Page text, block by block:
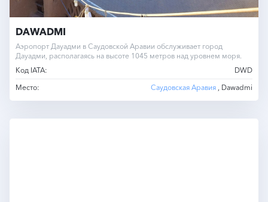
DAWADMI
Аэропорт Дауадми в Саудовской Аравии обслуживает город
Дауадми, располагаясь на высоте 1045 метров над уровнем моря.
Код IATA:
DWD
Место:
Саудовская Аравия , Dawadmi